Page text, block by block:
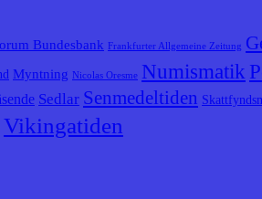
Bundesbank Frankfurter Allgemeine Zeitung
Myntning Nicolas Oresme Numismatik
Sedlar Senmedeltiden
Vikingatiden